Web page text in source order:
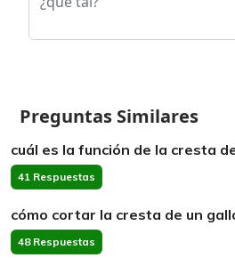
Preguntas Similares
cuál es la función de la cresta
41 Respuestas
cómo cortar la cresta de un
48 Respuestas